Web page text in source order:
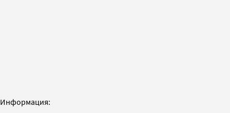
Информация: